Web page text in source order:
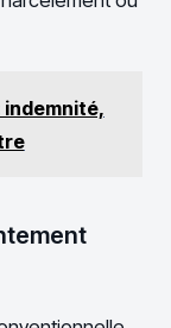
indemnité,